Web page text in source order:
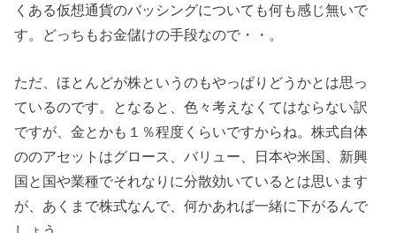
くある仮想通貨のバッシングについても何も感じ無いで
す。どっちもお金儲けの手段なので・・。
ただ、ほとんどが株というのもやっぱりどうかとは思っ
ているのです。となると、色々考えなくてはならない訳
ですが、金とかも１％程度くらいですからね。株式自体
ののアセットはグロース、バリュー、日本や米国、新興
国と国や業種でそれなりに分散効いているとは思います
が、あくまで株式なんで、何かあれば一緒に下がるんで